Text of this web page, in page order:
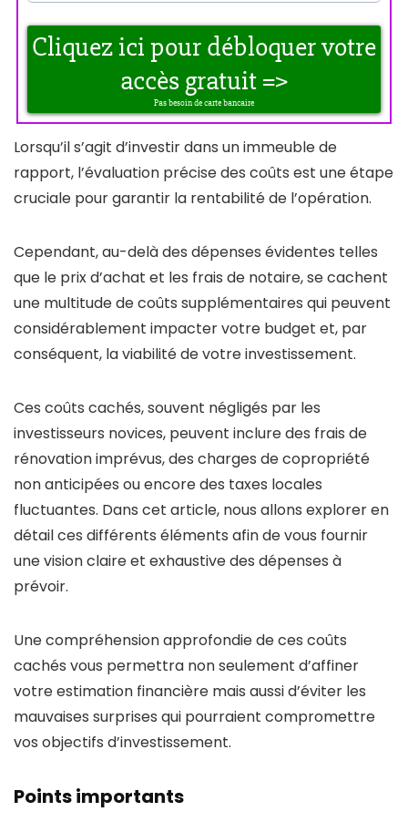
Lorsqu’il s’agit d’investir dans un immeuble de
rapport, l’évaluation précise des coûts est une étape
cruciale pour garantir la rentabilité de l’opération.
Cependant, au-delà des dépenses évidentes telles
que le prix d’achat et les frais de notaire, se cachent
une multitude de coûts supplémentaires qui peuvent
considérablement impacter votre budget et, par
conséquent, la viabilité de votre investissement.
Ces coûts cachés, souvent négligés par les
investisseurs novices, peuvent inclure des frais de
rénovation imprévus, des charges de copropriété
non anticipées ou encore des taxes locales
fluctuantes. Dans cet article, nous allons explorer en
détail ces différents éléments afin de vous fournir
une vision claire et exhaustive des dépenses à
prévoir.
Une compréhension approfondie de ces coûts
cachés vous permettra non seulement d’affiner
votre estimation financière mais aussi d’éviter les
mauvaises surprises qui pourraient compromettre
vos objectifs d’investissement.
Points importants